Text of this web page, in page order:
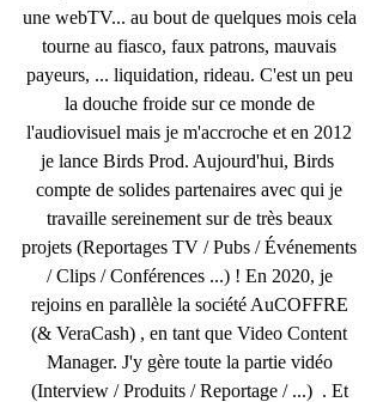
une webTV... au bout de quelques mois cela
tourne au fiasco, faux patrons, mauvais
payeurs, ... liquidation, rideau. C'est un peu
la douche froide sur ce monde de
l'audiovisuel mais je m'accroche et en 2012
je lance Birds Prod. Aujourd'hui, Birds
compte de solides partenaires avec qui je
travaille sereinement sur de très beaux
projets (Reportages TV / Pubs / Événements
/ Clips / Conférences ...) ! En 2020, je
rejoins en parallèle la société AuCOFFRE
(& VeraCash) , en tant que Video Content
Manager. J'y gère toute la partie vidéo
(Interview / Produits / Reportage / ...)  . Et